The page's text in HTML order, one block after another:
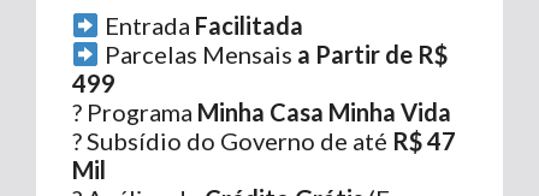
Entrada Facilitada
Parcelas Mensais a Partir de R$
499
? Programa Minha Casa Minha Vida
? Subsídio do Governo de até R$ 47
Mil